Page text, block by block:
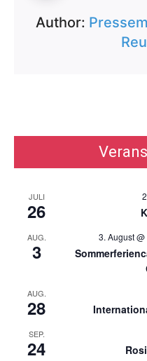
Author:
JULI
26
AUG.
3
3. August @
AUG.
28
SEP.
24